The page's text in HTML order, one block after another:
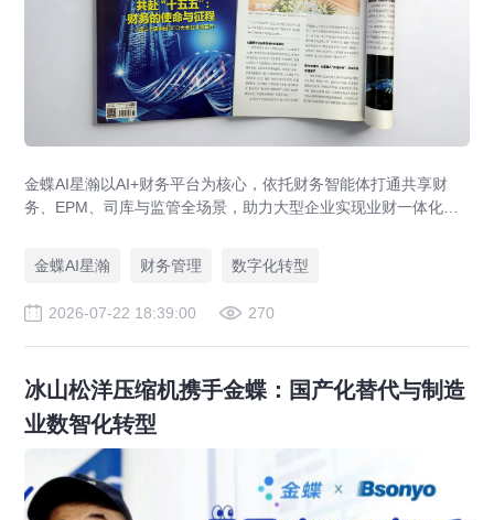
金蝶AI星瀚以AI+财务平台为核心，依托财务智能体打通共享财
务、EPM、司库与监管全场景，助力大型企业实现业财一体化与
金蝶AI星瀚 财务管理 数字化转型
2026-07-22 18:39:00 270
冰山松洋压缩机携手金蝶：国产化替代与制造
业数智化转型